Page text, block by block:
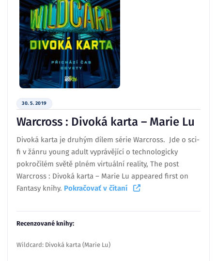
30. 5. 2019
Warcross : Divoká karta – Marie Lu
Divoká karta je druhým dílem série Warcross. Jde o sci-
fi v žánru young adult vyprávějící o technologicky
pokročilém světě plném virtuální reality, The post
Warcross : Divoká karta – Marie Lu appeared first on
Fantasy knihy. Pokračovať v čítaní
Recenzované knihy:
Wildcard: Divoká karta (Marie Lu)